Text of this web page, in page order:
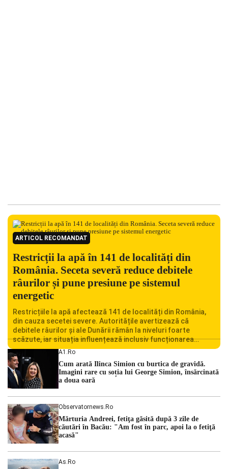
ARTICOL RECOMANDAT
Restricții la apă în 141 de localități din
România. Seceta severă reduce debitele
râurilor și pune presiune pe sistemul
energetic
Restricțiile la apă afectează 141 de localități din România,
din cauza secetei severe. Autoritățile avertizează că
debitele râurilor și ale Dunării rămân la niveluri foarte
scăzute, iar situația influențează inclusiv funcționarea
Centralei Nucleare de la Cernavodă. România se confruntă
cu una dintre cele mai dificile perioade din punct de vedere
hidrologic din ultimii ani. Lipsa […]
A1.ro
Cum arată Ilinca Simion cu burtica de gravidă.
Imagini rare cu soția lui George Simion, însărcinată
a doua oară
Observatornews.ro
Mărturia Andreei, fetiţa găsită după 3 zile de
căutări în Bacău: "Am fost în parc, apoi la o fetiţă
acasă"
As.ro